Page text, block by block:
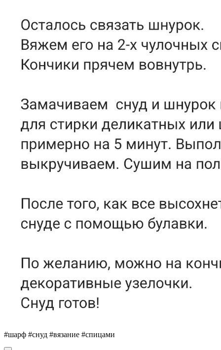
#шарф #снуд #вязание #спицами